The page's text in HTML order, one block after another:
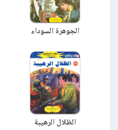
الجوهرة السوداء
الظلال الرهيبة